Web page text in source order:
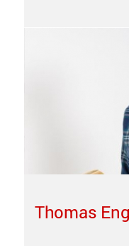
Thomas